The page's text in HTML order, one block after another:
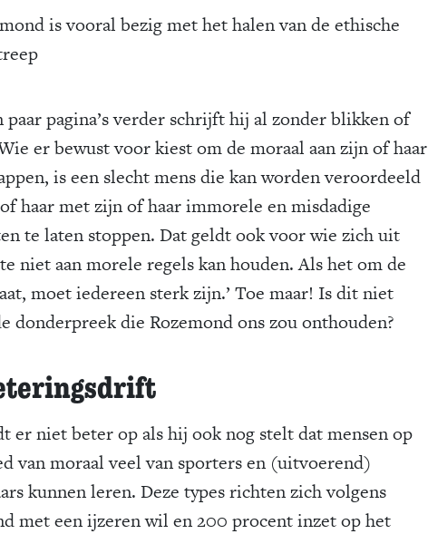
is vooral bezig met het halen van de ethische
paar pagina’s verder schrijft hij al zonder blikken of
er bewust voor kiest om de moraal aan zijn of haar
is een slecht mens die kan worden veroordeeld
haar met zijn of haar immorele en misdadige
te laten stoppen. Dat geldt ook voor wie zich uit
niet aan morele regels kan houden. Als het om de
moet iedereen sterk zijn.’ Toe maar! Is dit niet
donderpreek die Rozemond ons zou onthouden?
er niet beter op als hij ook nog stelt dat mensen op
van moraal veel van sporters en (uitvoerend)
kunnen leren. Deze types richten zich volgens
met een ijzeren wil en 200 procent inzet op het